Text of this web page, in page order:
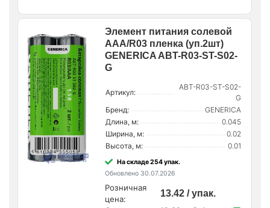
Элемент питания солевой
AAA/R03 пленка (уп.2шт)
GENERICA ABT-R03-ST-S02-
G
Артикул:
ABT-R03-ST-S02-
G
Бренд:
GENERICA
Длина, м:
0.045
Ширина, м:
0.02
Высота, м:
0.01
На складе 254 упак.
Обновлено 30.07.2026
Розничная
цена:
13.42 / упак.